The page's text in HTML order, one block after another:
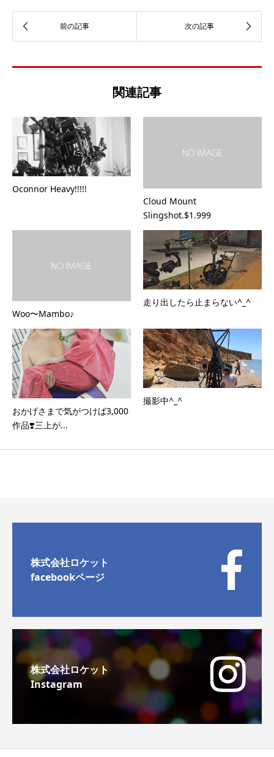
関連記事
Oconnor Heavy!!!!!
Cloud Mount
Slingshot.$1.999
Woo〜Mambo♪
走り出したら止まらない^_^
おかげさまで気がつけば3,000
作品❣️三上が...
撮影中^_^
株式会社ロケット
facebookページ
株式会社ロケット
Instagram